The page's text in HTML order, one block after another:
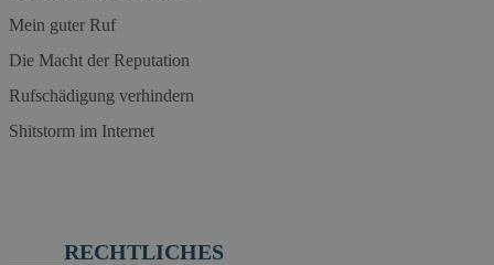
Mein guter Ruf
Die Macht der Reputation
Rufschädigung verhindern
Shitstorm im Internet
RECHTLICHES